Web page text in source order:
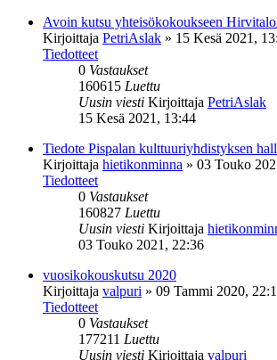
Avoin kutsu yhteisökokoukseen
Kirjoittaja PetriAslak » 15 Kesä 2021,
Tiedotteet
0 Vastaukset
160615 Luettu
Uusin viesti Kirjoittaja PetriAslak
15 Kesä 2021, 13:44
Tiedote Pispalan kulttuuriyhdistyksen
Kirjoittaja hietikonminna » 03 Touko
Tiedotteet
0 Vastaukset
160827 Luettu
Uusin viesti Kirjoittaja
03 Touko 2021, 22:36
vuosikokouskutsu 2020
Kirjoittaja valpuri » 09 Tammi 2020,
Tiedotteet
0 Vastaukset
177211 Luettu
Uusin viesti Kirjoittaja valpuri